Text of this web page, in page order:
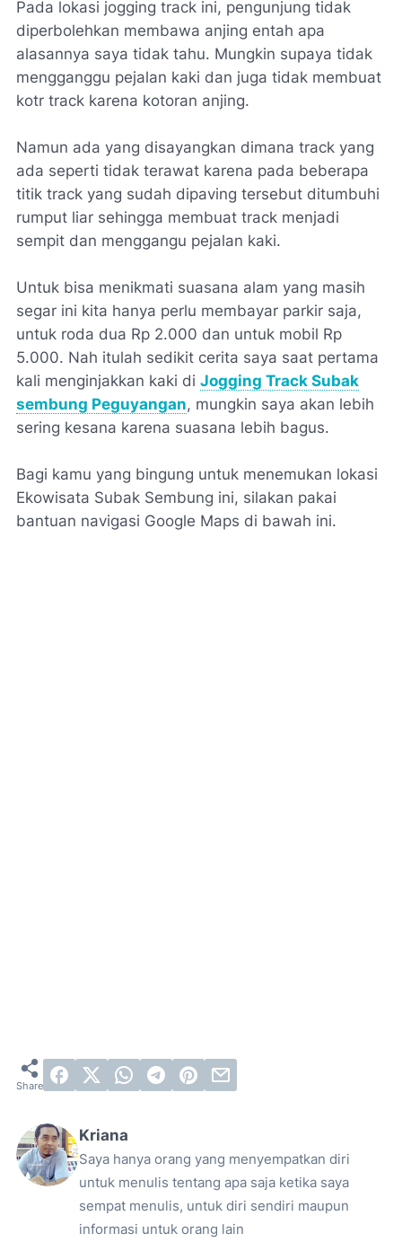
Pada lokasi jogging track ini, pengunjung tidak
diperbolehkan membawa anjing entah apa
alasannya saya tidak tahu. Mungkin supaya tidak
mengganggu pejalan kaki dan juga tidak membuat
kotr track karena kotoran anjing.
Namun ada yang disayangkan dimana track yang
ada seperti tidak terawat karena pada beberapa
titik track yang sudah dipaving tersebut ditumbuhi
rumput liar sehingga membuat track menjadi
sempit dan menggangu pejalan kaki.
Untuk bisa menikmati suasana alam yang masih
segar ini kita hanya perlu membayar parkir saja,
untuk roda dua Rp 2.000 dan untuk mobil Rp
5.000. Nah itulah sedikit cerita saya saat pertama
kali menginjakkan kaki di Jogging Track Subak
sembung Peguyangan, mungkin saya akan lebih
sering kesana karena suasana lebih bagus.
Bagi kamu yang bingung untuk menemukan lokasi
Ekowisata Subak Sembung ini, silakan pakai
bantuan navigasi Google Maps di bawah ini.
Kriana
Saya hanya orang yang menyempatkan diri
untuk menulis tentang apa saja ketika saya
sempat menulis, untuk diri sendiri maupun
informasi untuk orang lain